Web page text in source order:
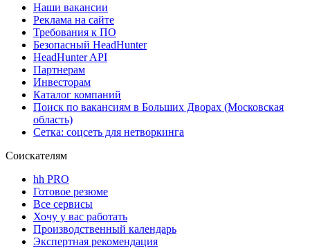
Наши вакансии
Реклама на сайте
Требования к ПО
Безопасный HeadHunter
HeadHunter API
Партнерам
Инвесторам
Каталог компаний
Поиск по вакансиям в Больших Дворах (Московская
область)
Сетка: соцсеть для нетворкинга
Соискателям
hh PRO
Готовое резюме
Все сервисы
Хочу у вас работать
Производственный календарь
Экспертная рекомендация